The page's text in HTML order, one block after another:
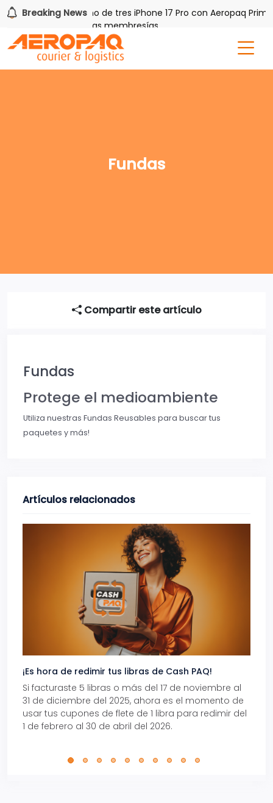
Breaking News
Gana uno de tres iPhone 17 Pro con Aeropaq Prime
tres meses nuevas membresías
Fundas
Compartir este artículo
Fundas
Protege el medioambiente
Utiliza nuestras Fundas Reusables para buscar tus
paquetes y más!
Artículos relacionados
¡Es hora de redimir tus libras de Cash PAQ!
Si facturaste 5 libras o más del 17 de noviembre al
31 de diciembre del 2025, ahora es el momento de
usar tus cupones de flete de 1 libra para redimir del
1 de febrero al 30 de abril del 2026.